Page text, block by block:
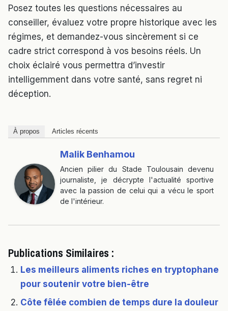
Posez toutes les questions nécessaires au
conseiller, évaluez votre propre historique avec les
régimes, et demandez-vous sincèrement si ce
cadre strict correspond à vos besoins réels. Un
choix éclairé vous permettra d’investir
intelligemment dans votre santé, sans regret ni
déception.
À propos Articles récents
Malik Benhamou
Ancien pilier du Stade Toulousain devenu
journaliste, je décrypte l'actualité sportive
avec la passion de celui qui a vécu le sport
de l'intérieur.
Publications Similaires :
Les meilleurs aliments riches en tryptophane
pour soutenir votre bien-être
Côte fêlée combien de temps dure la douleur